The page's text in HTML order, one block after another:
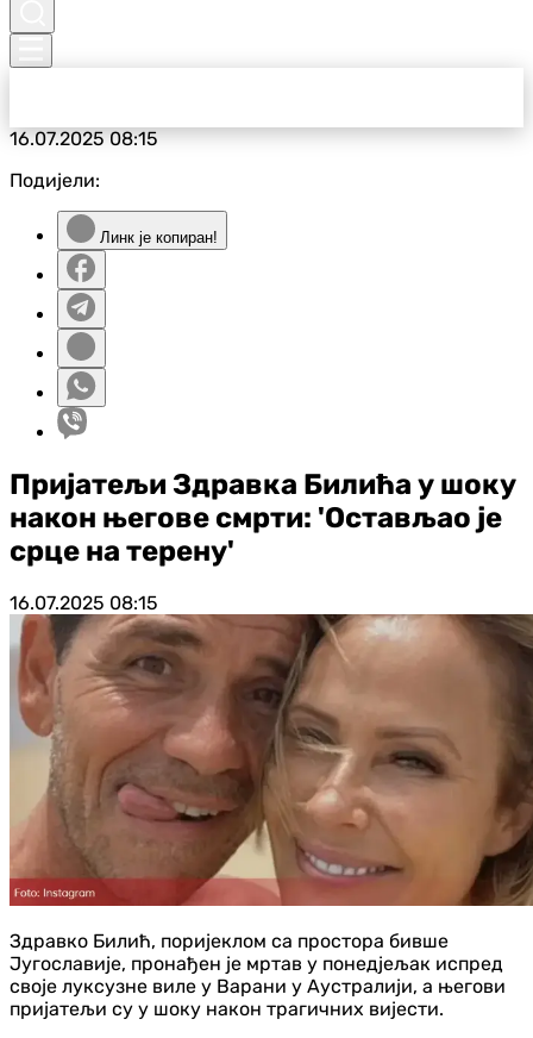
16.07.202508:15
Подијели:
Линк је копиран!
Пријатељи Здравка Билића у шоку
након његове смрти: 'Остављао је
срце на терену'
16.07.2025 08:15
Здравко Билић, поријеклом са простора бивше
Југославије, пронађен је мртав у понедјељак испред
своје луксузне виле у Варани у Аустралији, а његови
пријатељи су у шоку након трагичних вијести.